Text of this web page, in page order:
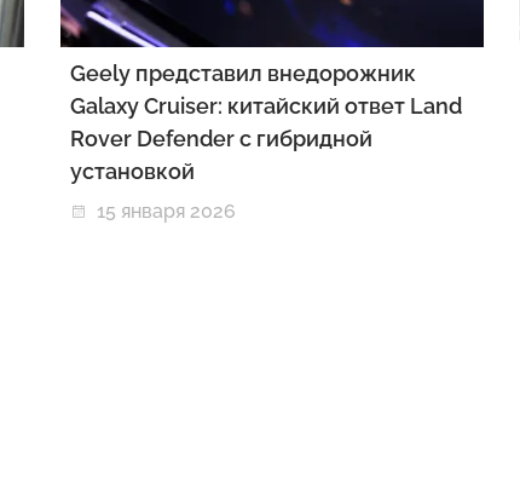
Geely представил внедорожник
Galaxy Cruiser: китайский ответ Land
Rover Defender с гибридной
установкой
15 января 2026